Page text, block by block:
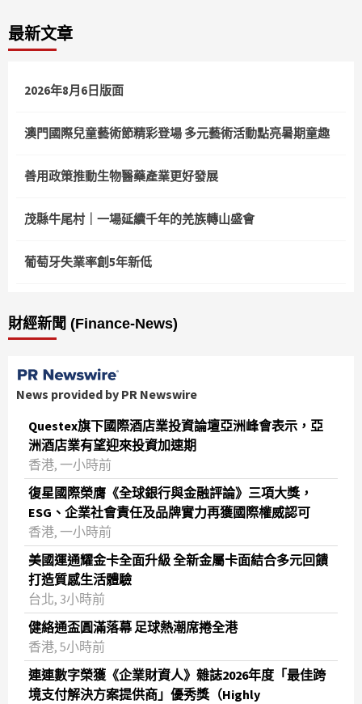
最新文章
2026年8月6日版面
澳門國際兒童藝術節精彩登場 多元藝術活動點亮暑期童趣
善用政策推動生物醫藥產業更好發展
茂縣牛尾村｜一場延續千年的羌族轉山盛會
葡萄牙失業率創5年新低
財經新聞 (Finance-News)
News provided by PR Newswire
Questex旗下國際酒店業投資論壇亞洲峰會表示，亞
洲酒店業有望迎來投資加速期
香港, 一小時前
復星國際榮膺《全球銀行與金融評論》三項大獎，
ESG、企業社會責任及品牌實力再獲國際權威認可
香港, 一小時前
美國運通耀金卡全面升級 全新金屬卡面結合多元回饋
打造質感生活體驗
台北, 3小時前
健絡通盃圓滿落幕 足球熱潮席捲全港
香港, 5小時前
連連數字榮獲《企業財資人》雜誌2026年度「最佳跨
境支付解決方案提供商」優秀獎（Highly